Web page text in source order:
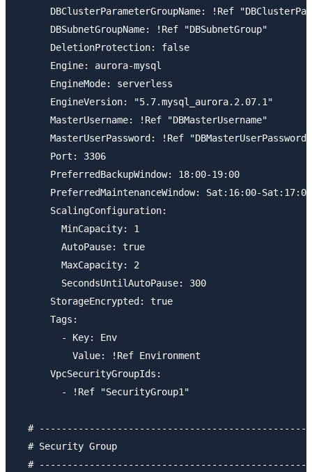
DBClusterParameterGroupName: !Ref
      DBSubnetGroupName: !Ref "DBSubnetGroup"
      DeletionProtection: false
      Engine: aurora-mysql
      EngineMode: serverless
      EngineVersion: "5.7.mysql_aurora.2.07.1"
      MasterUsername: !Ref "DBMasterUsername"
      MasterUserPassword: !Ref "DBMasterUserPassword"
      Port: 3306
      PreferredBackupWindow: 18:00-19:00
      PreferredMaintenanceWindow: Sat:16:00-Sat:17:00
      ScalingConfiguration:
        MinCapacity: 1
        AutoPause: true
        MaxCapacity: 2
        SecondsUntilAutoPause: 300
      StorageEncrypted: true
      Tags:
        - Key: Env
          Value: !Ref Environment
      VpcSecurityGroupIds:
        - !Ref "SecurityGroup1"
#
  # Security Group
#